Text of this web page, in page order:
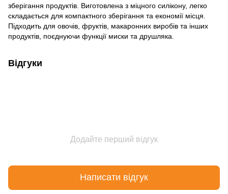
зберігання продуктів. Виготовлена з міцного силікону, легко
складається для компактного зберігання та економії місця.
Підходить для овочів, фруктів, макаронних виробів та інших
продуктів, поєднуючи функції миски та друшляка.
Відгуки
Додайте перший відгук
Написати відгук